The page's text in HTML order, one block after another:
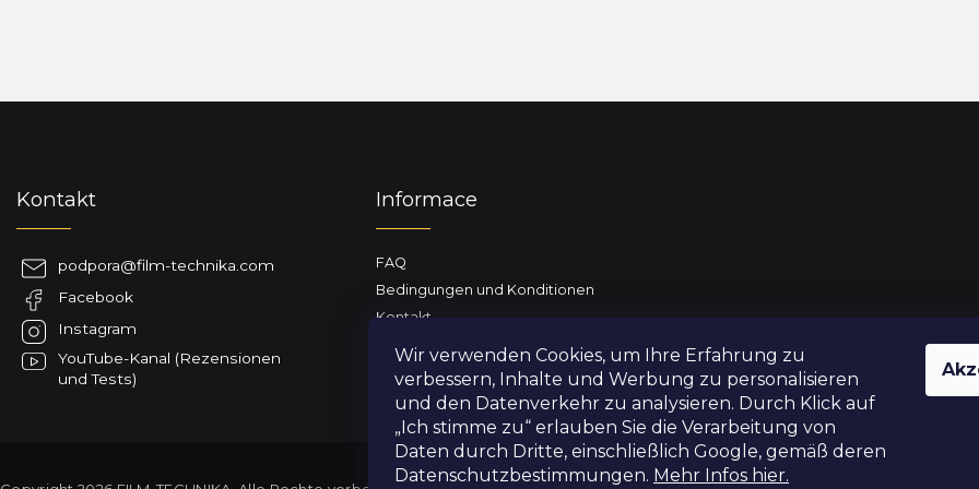
Wir verwenden Cookies, um Ihre Erfahrung zu
verbessern, Inhalte und Werbung zu personalisieren
und den Datenverkehr zu analysieren. Durch Klick auf
„Ich stimme zu“ erlauben Sie die Verarbeitung von
Daten durch Dritte, einschließlich Google, gemäß deren
Datenschutzbestimmungen. Mehr Infos hier.
Kontakt
podpora@film-technika.com
Facebook
Instagram
YouTube-Kanal (Rezensionen
und Tests)
Informace
FAQ
Bedingungen und Konditionen
Kontakt
Geschäftsbewertung
Lieferung nach DE und AT